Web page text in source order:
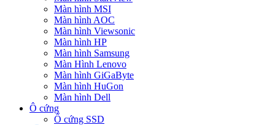
Màn hình MSI
Màn hình AOC
Màn hình Viewsonic
Màn hình HP
Màn hình Samsung
Màn Hình Lenovo
Màn hình GiGaByte
Màn hình HuGon
Màn hình Dell
Ô cứng
Ổ cứng SSD